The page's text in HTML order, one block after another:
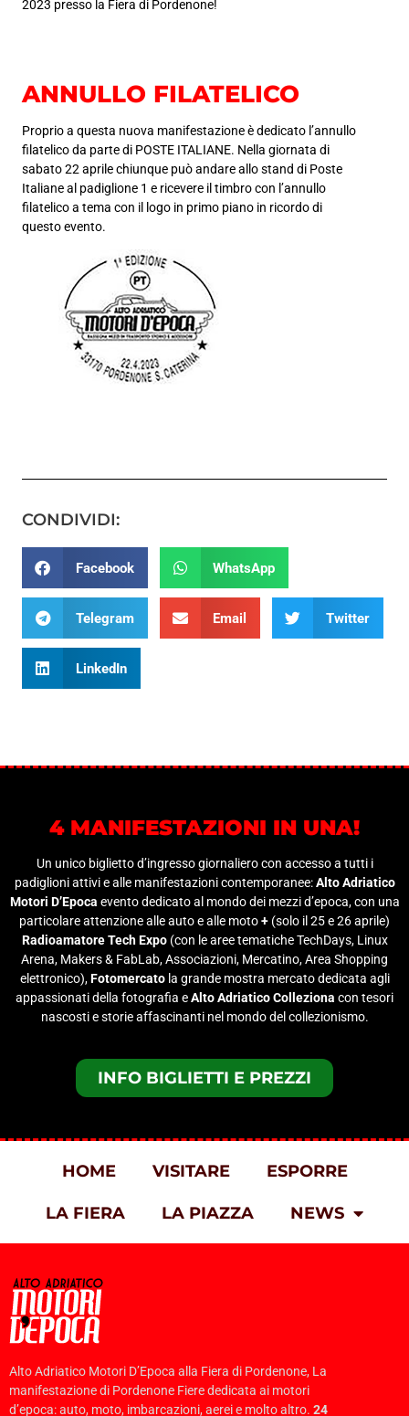
2023 presso la Fiera di Pordenone!
ANNULLO FILATELICO
Proprio a questa nuova manifestazione è dedicato l’annullo
filatelico da parte di POSTE ITALIANE. Nella giornata di
sabato 22 aprile chiunque può andare allo stand di Poste
Italiane al padiglione 1 e ricevere il timbro con l’annullo
filatelico a tema con il logo in primo piano in ricordo di
questo evento.
CONDIVIDI:
Facebook WhatsApp
Telegram Email Twitter
LinkedIn
4 MANIFESTAZIONI IN UNA!
Un unico biglietto d’ingresso giornaliero con accesso a tutti i
padiglioni attivi e alle manifestazioni contemporanee:Alto Adriatico
Motori D’Epoca evento dedicato al mondo dei mezzi d’epoca, con una
particolare attenzione alle auto e alle moto+ (solo il 25 e 26 aprile)
Radioamatore Tech Expo(con le aree tematiche TechDays, Linux
Arena, Makers & FabLab, Associazioni, Mercatino, Area Shopping
elettronico),Fotomercatola grande mostra mercato dedicata agli
appassionati della fotografia eAlto Adriatico Colleziona con tesori
nascosti e storie affascinanti nel mondo del collezionismo.
INFO BIGLIETTI E PREZZI
HOME VISITARE ESPORRE
LA FIERA LA PIAZZA NEWS
Alto Adriatico Motori D’Epoca alla Fiera di Pordenone, La
manifestazione di Pordenone Fiere dedicata ai motori
d’epoca: auto, moto, imbarcazioni, aerei e molto altro. 24